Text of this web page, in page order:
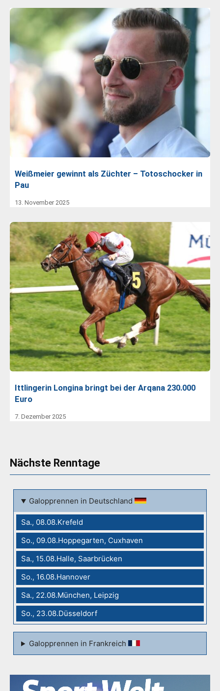
Weißmeier gewinnt als Züchter – Totoschocker in
Pau
13. November 2025
Ittlingerin Longina bringt bei der Arqana 230.000
Euro
7. Dezember 2025
Nächste Renntage
Galopprennen in Deutschland
Sa., 08.08.Krefeld
So., 09.08.Hoppegarten, Cuxhaven
Sa., 15.08.Halle, Saarbrücken
So., 16.08.Hannover
Sa., 22.08.München, Leipzig
So., 23.08.Düsseldorf
Galopprennen in Frankreich